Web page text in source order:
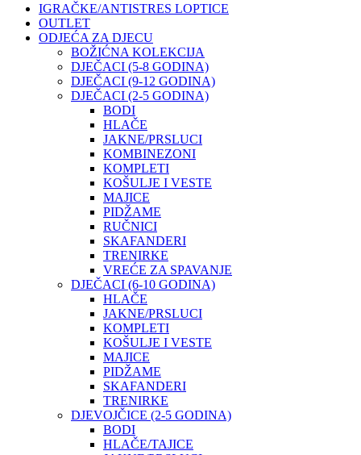
IGRAČKE/ANTISTRES LOPTICE
OUTLET
ODJEĆA ZA DJECU
BOŽIĆNA KOLEKCIJA
DJEČACI (5-8 GODINA)
DJEČACI (9-12 GODINA)
DJEČACI (2-5 GODINA)
BODI
HLAČE
JAKNE/PRSLUCI
KOMBINEZONI
KOMPLETI
KOŠULJE I VESTE
MAJICE
PIDŽAME
RUČNICI
SKAFANDERI
TRENIRKE
VREĆE ZA SPAVANJE
DJEČACI (6-10 GODINA)
HLAČE
JAKNE/PRSLUCI
KOMPLETI
KOŠULJE I VESTE
MAJICE
PIDŽAME
SKAFANDERI
TRENIRKE
DJEVOJČICE (2-5 GODINA)
BODI
HLAČE/TAJICE